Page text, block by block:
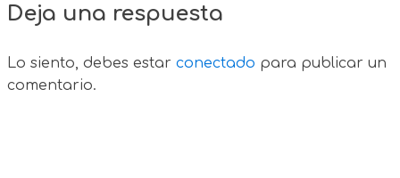
Deja una respuesta
Lo siento, debes estar conectado para publicar un
comentario.